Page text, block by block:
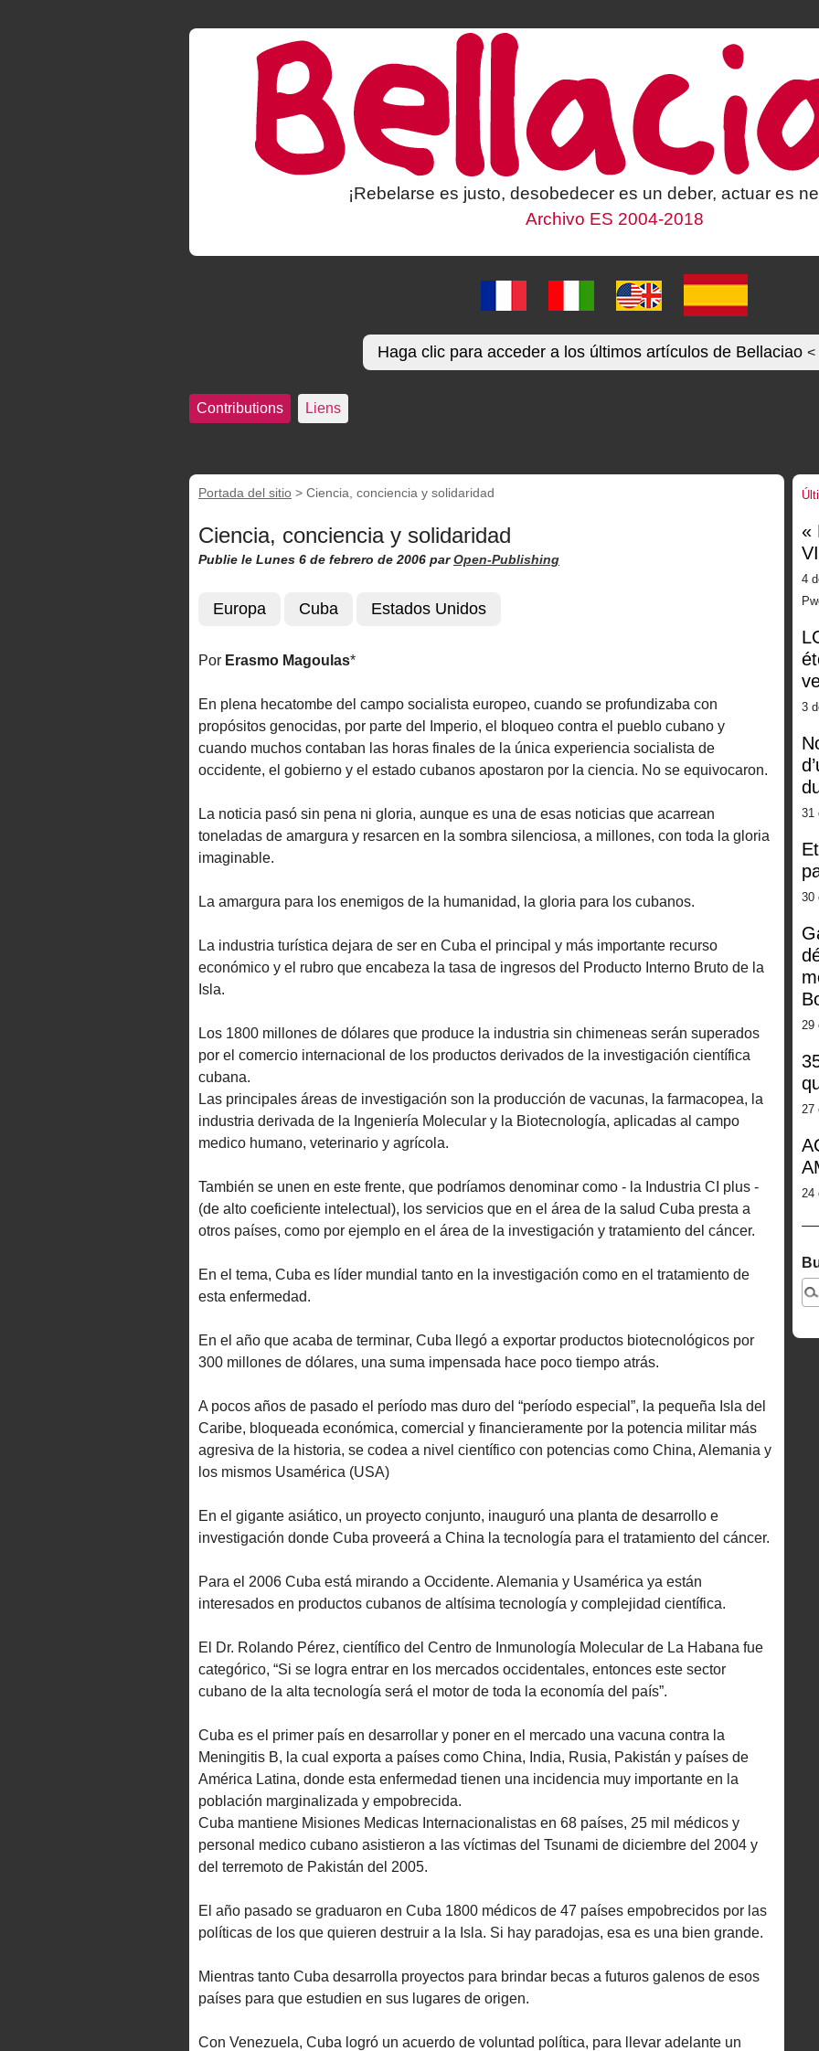
¡Rebelarse es justo, desobedecer es un deber, actuar es
Archivo ES 2004-2018
Haga clic para acceder a los últimos artículos de Bellaciao <
Contributions Liens
Portada del sitio > Ciencia, conciencia y solidaridad
Ciencia, conciencia y solidaridad
Publie le Lunes 6 de febrero de 2006 parOpen-Publishing
Europa Cuba Estados Unidos
Por Erasmo Magoulas*
En plena hecatombe del campo socialista europeo, cuando se profundizaba con
propósitos genocidas, por parte del Imperio, el bloqueo contra el pueblo cubano y
cuando muchos contaban las horas finales de la única experiencia socialista de
occidente, el gobierno y el estado cubanos apostaron por la ciencia. No se equivocaron.
La noticia pasó sin pena ni gloria, aunque es una de esas noticias que acarrean
toneladas de amargura y resarcen en la sombra silenciosa, a millones, con toda la gloria
imaginable.
La amargura para los enemigos de la humanidad, la gloria para los cubanos.
La industria turística dejara de ser en Cuba el principal y más importante recurso
económico y el rubro que encabeza la tasa de ingresos del Producto Interno Bruto de la
Isla.
Los 1800 millones de dólares que produce la industria sin chimeneas serán superados
por el comercio internacional de los productos derivados de la investigación científica
cubana.
Las principales áreas de investigación son la producción de vacunas, la farmacopea, la
industria derivada de la Ingeniería Molecular y la Biotecnología, aplicadas al campo
medico humano, veterinario y agrícola.
También se unen en este frente, que podríamos denominar como - la Industria CI plus -
(de alto coeficiente intelectual), los servicios que en el área de la salud Cuba presta a
otros países, como por ejemplo en el área de la investigación y tratamiento del cáncer.
En el tema, Cuba es líder mundial tanto en la investigación como en el tratamiento de
esta enfermedad.
En el año que acaba de terminar, Cuba llegó a exportar productos biotecnológicos por
300 millones de dólares, una suma impensada hace poco tiempo atrás.
A pocos años de pasado el período mas duro del “período especial”, la pequeña Isla del
Caribe, bloqueada económica, comercial y financieramente por la potencia militar más
agresiva de la historia, se codea a nivel científico con potencias como China, Alemania y
los mismos Usamérica (USA)
En el gigante asiático, un proyecto conjunto, inauguró una planta de desarrollo e
investigación donde Cuba proveerá a China la tecnología para el tratamiento del cáncer.
Para el 2006 Cuba está mirando a Occidente. Alemania y Usamérica ya están
interesados en productos cubanos de altísima tecnología y complejidad científica.
El Dr. Rolando Pérez, científico del Centro de Inmunología Molecular de La Habana fue
categórico, “Si se logra entrar en los mercados occidentales, entonces este sector
cubano de la alta tecnología será el motor de toda la economía del país”.
Cuba es el primer país en desarrollar y poner en el mercado una vacuna contra la
Meningitis B, la cual exporta a países como China, India, Rusia, Pakistán y países de
América Latina, donde esta enfermedad tienen una incidencia muy importante en la
población marginalizada y empobrecida.
Cuba mantiene Misiones Medicas Internacionalistas en 68 países, 25 mil médicos y
personal medico cubano asistieron a las víctimas del Tsunami de diciembre del 2004 y
del terremoto de Pakistán del 2005.
El año pasado se graduaron en Cuba 1800 médicos de 47 países empobrecidos por las
políticas de los que quieren destruir a la Isla. Si hay paradojas, esa es una bien grande.
Mientras tanto Cuba desarrolla proyectos para brindar becas a futuros galenos de esos
países para que estudien en sus lugares de origen.
Con Venezuela, Cuba logró un acuerdo de voluntad política, para llevar adelante un
«
4
3
31
30
29
27
24